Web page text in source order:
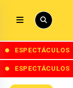
ESPECTÁCULOS
ESPECTÁCULOS